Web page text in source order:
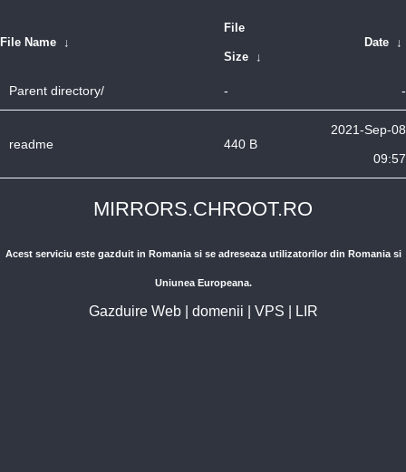
File Name ↓
File
Size ↓
Date ↓
Parent directory/ - -
readme 440 B
2021-Sep-08
09:57
MIRRORS.CHROOT.RO
Acest serviciu este gazduit in Romania si se adreseaza utilizatorilor din Romania si
Uniunea Europeana.
Gazduire Web| domenii VPS LIR